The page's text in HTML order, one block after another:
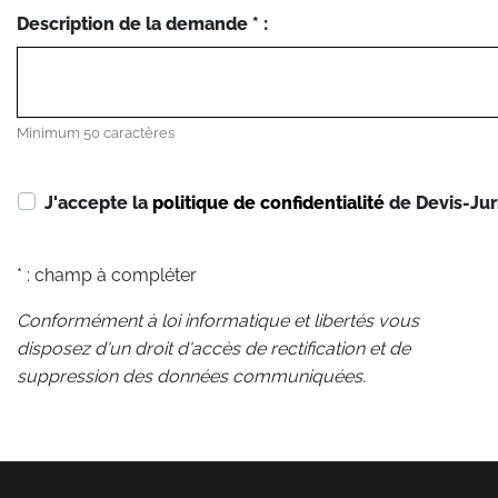
Description de la demande * :
Minimum 50 caractères
J'accepte la politique de confidentialité de Devis-
* : champ à compléter
Conformément à loi informatique et libertés vous
disposez d'un droit d'accès de rectification et de
suppression des données communiquées.